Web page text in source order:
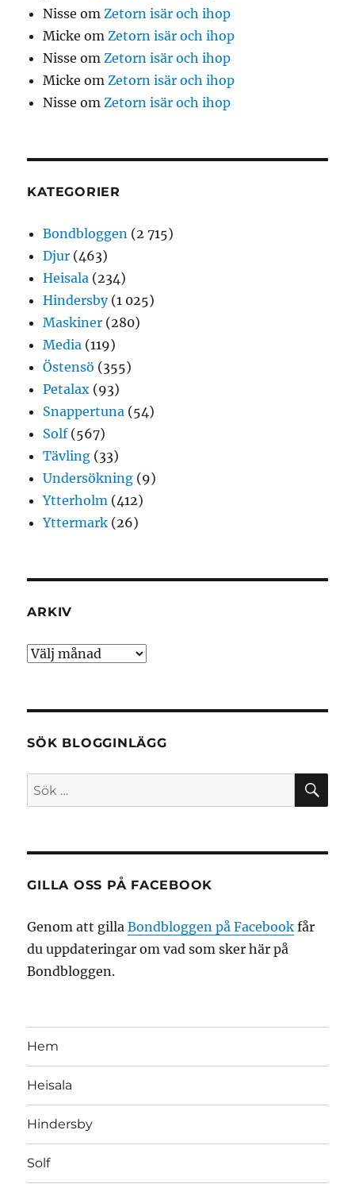
Nisse om Zetorn isär och ihop
Micke om Zetorn isär och ihop
Nisse om Zetorn isär och ihop
Micke om Zetorn isär och ihop
Nisse om Zetorn isär och ihop
KATEGORIER
Bondbloggen (2 715)
Djur (463)
Heisala (234)
Hindersby(1 025)
Maskiner (280)
Media (119)
Östensö (355)
Petalax (93)
Snappertuna (54)
Solf(567)
Tävling (33)
Undersökning (9)
Ytterholm (412)
Yttermark (26)
ARKIV
Arkiv
SÖK BLOGGINLÄGG
Sök
efter:
GILLA OSS PÅ FACEBOOK
Genom att gillaBondbloggen på Facebook får
du uppdateringar om vad som sker här på
Bondbloggen.
Hem
Heisala
Hindersby
Solf